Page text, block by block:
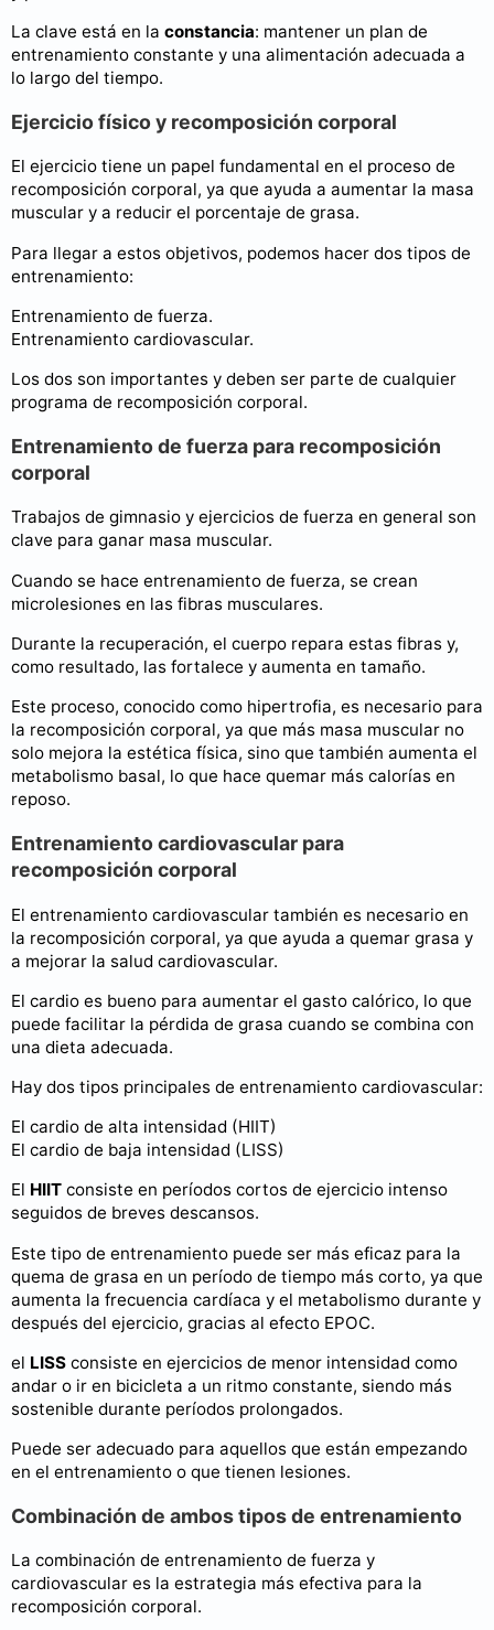
La clave está en la constancia: mantener un plan de
entrenamiento constante y una alimentación adecuada a
lo largo del tiempo.
Ejercicio físico y recomposición corporal
El ejercicio tiene un papel fundamental en el proceso de
recomposición corporal, ya que ayuda a aumentar la masa
muscular y a reducir el porcentaje de grasa.
Para llegar a estos objetivos, podemos hacer dos tipos de
entrenamiento:
Entrenamiento de fuerza.
Entrenamiento cardiovascular.
Los dos son importantes y deben ser parte de cualquier
programa de recomposición corporal.
Entrenamiento de fuerza para recomposición
corporal
Trabajos de gimnasio y ejercicios de fuerza en general son
clave para ganar masa muscular.
Cuando se hace entrenamiento de fuerza, se crean
microlesiones en las fibras musculares.
Durante la recuperación, el cuerpo repara estas fibras y,
como resultado, las fortalece y aumenta en tamaño.
Este proceso, conocido como hipertrofia, es necesario para
la recomposición corporal, ya que más masa muscular no
solo mejora la estética física, sino que también aumenta el
metabolismo basal, lo que hace quemar más calorías en
reposo.
Entrenamiento cardiovascular para
recomposición corporal
El entrenamiento cardiovascular también es necesario en
la recomposición corporal, ya que ayuda a quemar grasa y
a mejorar la salud cardiovascular.
El cardio es bueno para aumentar el gasto calórico, lo que
puede facilitar la pérdida de grasa cuando se combina con
una dieta adecuada.
Hay dos tipos principales de entrenamiento cardiovascular:
El cardio de alta intensidad (HIIT)
El cardio de baja intensidad (LISS)
El HIIT consiste en períodos cortos de ejercicio intenso
seguidos de breves descansos.
Este tipo de entrenamiento puede ser más eficaz para la
quema de grasa en un período de tiempo más corto, ya que
aumenta la frecuencia cardíaca y el metabolismo durante y
después del ejercicio, gracias al efecto EPOC.
el LISS consiste en ejercicios de menor intensidad como
andar o ir en bicicleta a un ritmo constante, siendo más
sostenible durante períodos prolongados.
Puede ser adecuado para aquellos que están empezando
en el entrenamiento o que tienen lesiones.
Combinación de ambos tipos de entrenamiento
La combinación de entrenamiento de fuerza y
cardiovascular es la estrategia más efectiva para la
recomposición corporal.